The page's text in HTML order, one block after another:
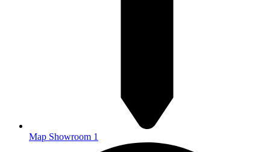
Map Showroom 1